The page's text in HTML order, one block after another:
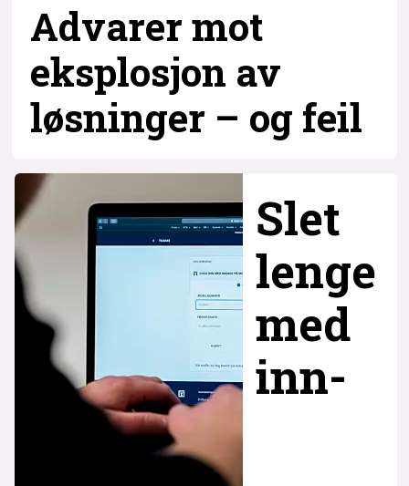
Advarer mot
eksplosjon av
løsninger – og feil
Slet
lenge
med
inn­